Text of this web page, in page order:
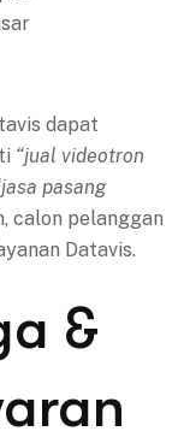
dapat
“jual videotron
pasang
calon pelanggan
Datavis.
&